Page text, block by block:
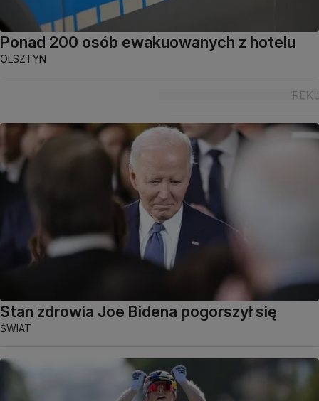
Ponad 200 osób ewakuowanych z hotelu
OLSZTYN
Stan zdrowia Joe Bidena pogorszył się
ŚWIAT